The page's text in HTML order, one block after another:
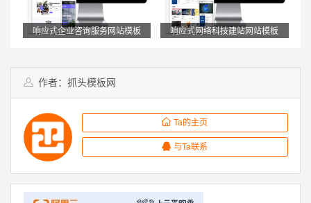
响应式企业咨询服务网站模板 响应式网络科技建站网站模板
作者：抓头模板网
Ta的主页
与Ta联系